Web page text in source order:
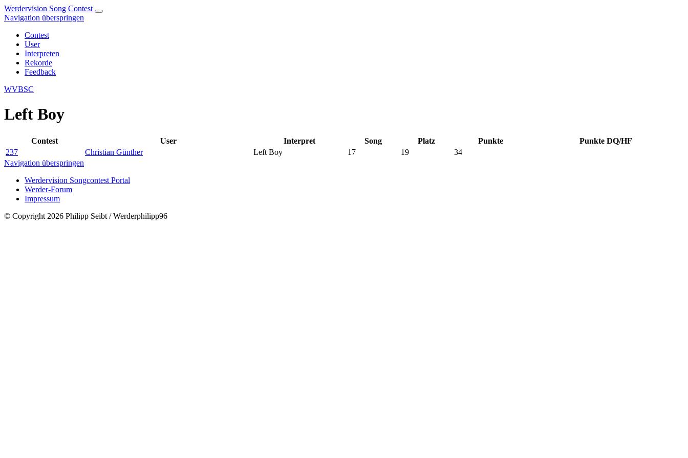
Werdervision Song Contest
Navigation überspringen
Contest
User
Interpreten
Rekorde
Feedback
WVBSC
Left Boy
Contest User Interpret Song Platz Punkte
Punkte DQ/HF
237
Christian Günther Left Boy 17 19
34
Navigation überspringen
Werdervision Songcontest Portal
Werder-Forum
Impressum
© Copyright 2026 Philipp Seibt / Werderphilipp96